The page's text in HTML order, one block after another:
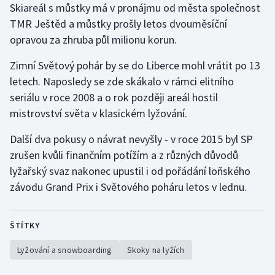
Olympijské hry
Parasport
Plavání
Plážový volejbal
Ragby
Rychlobruslení
Rychlostní kanoistika
Short track
Sportovní střelba
Skiareál s můstky má v pronájmu od města společnost
TMR Ještěd a můstky prošly letos dvouměsíční
opravou za zhruba půl milionu korun.
Zimní Světový pohár by se do Liberce mohl vrátit po 13
letech. Naposledy se zde skákalo v rámci elitního
seriálu v roce 2008 a o rok později areál hostil
mistrovství světa v klasickém lyžování.
Další dva pokusy o návrat nevyšly - v roce 2015 byl SP
zrušen kvůli finančním potížím a z různých důvodů
lyžařský svaz nakonec upustil i od pořádání loňského
závodu Grand Prix i Světového poháru letos v lednu.
ŠTÍTKY
Lyžování a snowboarding Skoky na lyžích